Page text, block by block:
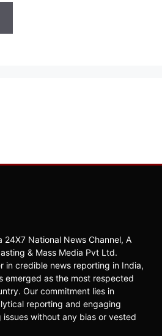
24X7 National News Channel, A
& Mass Media Pvt Ltd.
in credible news reporting in India,
emerged as the most respected
Our commitment lies in
reporting and engaging
issues without any bias or vested